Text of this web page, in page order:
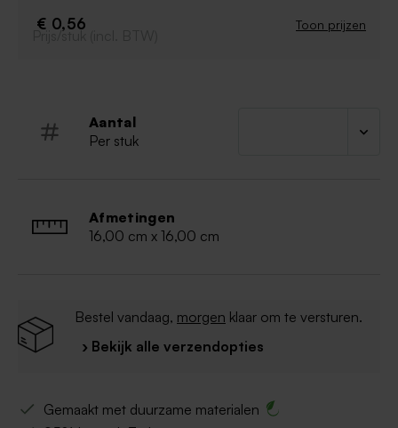
€ 0,56 Toon prijzen
Prijs/stuk (incl. BTW)
Aantal
Per stuk
Afmetingen
16,00 cm x 16,00 cm
Bestel vandaag, morgen klaar om te versturen.
› Bekijk alle verzendopties
Gemaakt met duurzame materialen